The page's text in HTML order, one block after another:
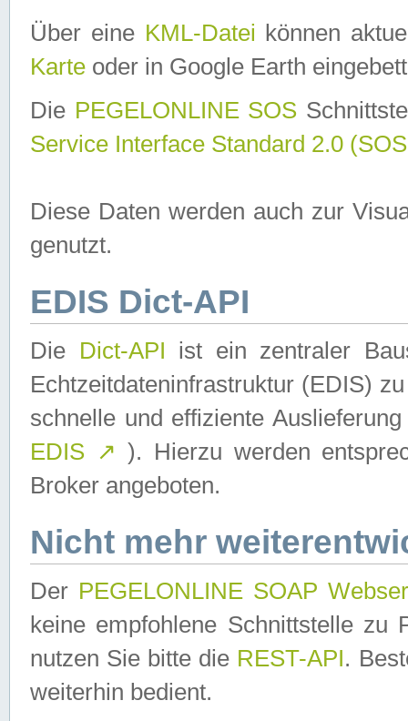
Über eine KML-Datei können
Karte oder in Google Earth
Die PEGELONLINE SOS
Service Interface Standard 2.0
Diese Daten werden auch zur
genutzt.
EDIS Dict-API
Die Dict-API ist ein zentraler
Echtzeitdateninfrastruktur (EDIS)
schnelle und effiziente
EDIS ↗ ). Hierzu werden
Broker angeboten.
Nicht mehr
Der PEGELONLINE SOAP
keine empfohlene Schnittstelle zu
nutzen Sie bitte die REST-API.
weiterhin bedient.